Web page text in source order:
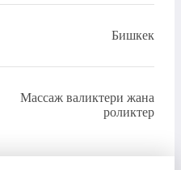
Бишкек
Массаж валиктери жана
роликтер